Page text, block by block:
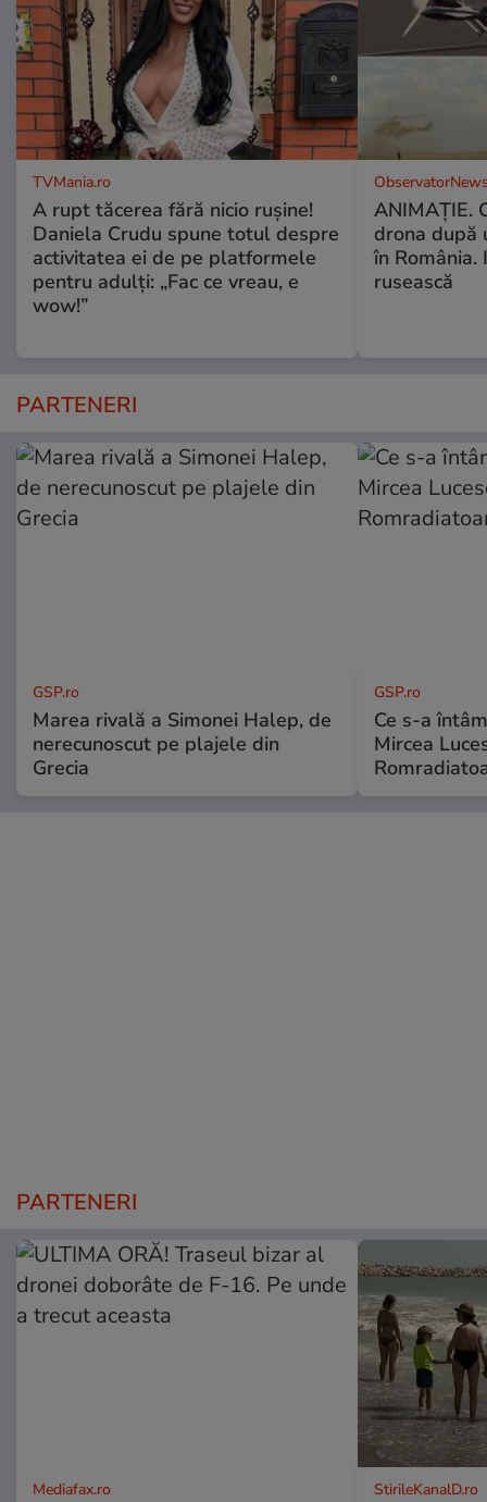
TVMania.ro
A rupt tăcerea fără nicio rușine!
Daniela Crudu spune totul despre
activitatea ei de pe platformele
pentru adulți: „Fac ce vreau, e
wow!”
ANIMAŢIE.
drona după
în România.
rusească
PARTENERI
GSP.ro
Marea rivală a Simonei Halep, de
nerecunoscut pe plajele din
Grecia
GSP.ro
Ce s-a
Mircea
PARTENERI
Mediafax.ro StirileKanalD.ro